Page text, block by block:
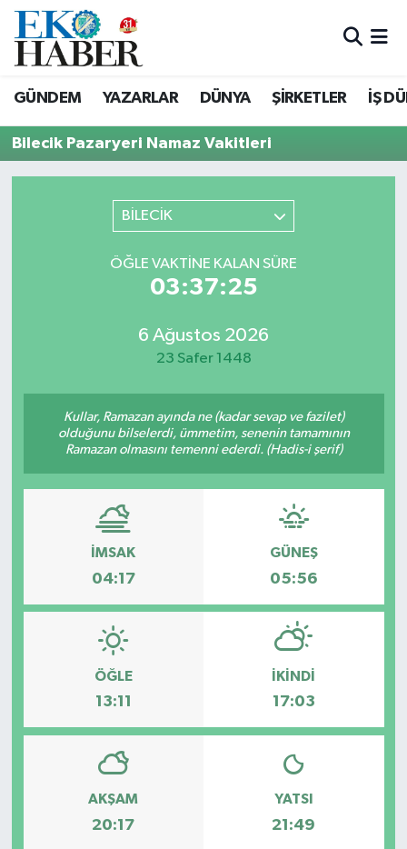
GÜNDEM YAZARLAR DÜNYA ŞİRKETLER İŞ
Bilecik Pazaryeri Namaz Vakitleri
BİLECİK
ÖĞLE VAKTINE KALAN SÜRE
03:37:25
6 Ağustos 2026
23 Safer 1448
Kullar, Ramazan ayında ne (kadar sevap ve fazilet)
olduğunu bilselerdi, ümmetim, senenin tamamının
Ramazan olmasını temenni ederdi. (Hadis-i şerif)
İMSAK
04:17
GÜNEŞ
05:56
ÖĞLE
13:11
İKINDI
17:03
AKŞAM
20:17
YATSI
21:49
Hava Durumu
Süper Lig Puan Durumu ve Fikstür
Tüm Manşetler
Son Dakika Haberleri